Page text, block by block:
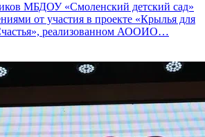
МБДОУ «Смоленский детский сад»
от участия в проекте «Крылья для
реализованном АООИО…